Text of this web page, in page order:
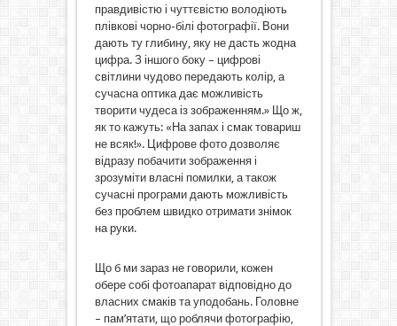
правдивістю і чуттєвістю володіють
плівкові чорно-білі фотографії. Вони
дають ту глибину, яку не дасть жодна
цифра. З іншого боку – цифрові
світлини чудово передають колір, а
сучасна оптика дає можливість
творити чудеса із зображенням.» Що ж,
як то кажуть: «На запах і смак товариш
не всяк!». Цифрове фото дозволяє
відразу побачити зображення і
зрозуміти власні помилки, а також
сучасні програми дають можливість
без проблем швидко отримати знімок
на руки.
Що б ми зараз не говорили, кожен
обере собі фотоапарат відповідно до
власних смаків та уподобань. Головне
– пам’ятати, що роблячи фотографію,